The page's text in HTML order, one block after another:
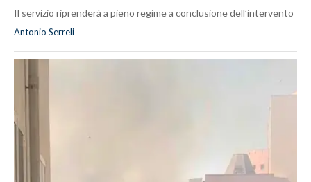
Il servizio riprenderà a pieno regime a conclusione dell’intervento
Antonio Serreli